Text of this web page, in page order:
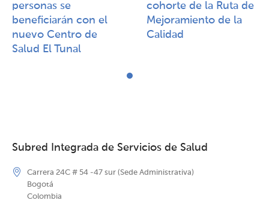
personas se
beneficiarán con el
nuevo Centro de
Salud El Tunal
cohorte de la Ruta de
Mejoramiento de la
Calidad​​
Subred Integrada de Servicios de Salud
Carrera 24C # 54 -47 sur (Sede Administrativa)
Bogotá
Colombia